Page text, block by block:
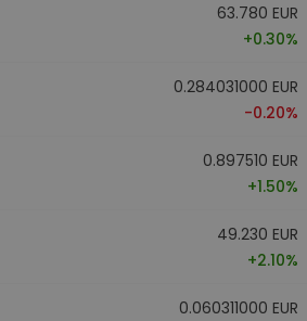
63.780 EUR
+0.30%
0.284031000 EUR
-0.20%
0.897510 EUR
+1.50%
49.230 EUR
+2.10%
0.060311000 EUR